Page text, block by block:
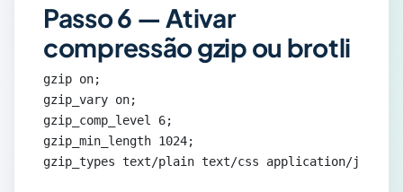
Passo 6 — Ativar
compressão gzip ou brotli
gzip on;
gzip_vary on;
gzip_comp_level 6;
gzip_min_length 1024;
gzip_types text/plain text/css application/json